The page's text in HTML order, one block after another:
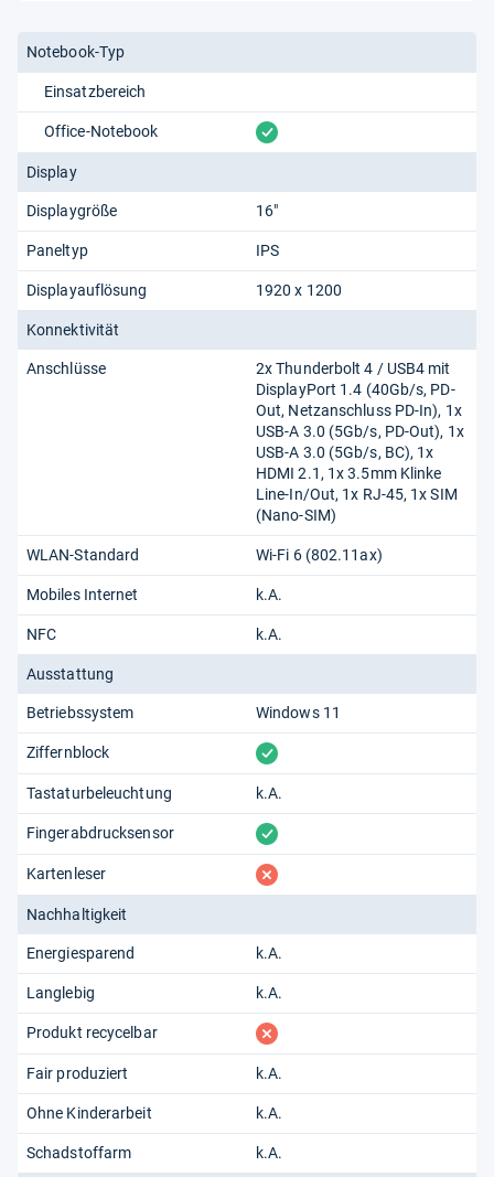
Notebook-Typ
Einsatzbereich
Office-Notebook vorhanden
Display
Displaygröße 16"
Paneltyp IPS
Displayauflösung 1920 x 1200
Konnektivität
Anschlüsse
2x Thunderbolt 4 /​ USB4 mit
DisplayPort 1.4 (40Gb/​s, PD-
Out, Netzanschluss PD-In), 1x
USB-A 3.0 (5Gb/​s, PD-Out), 1x
USB-A 3.0 (5Gb/​s, BC), 1x
HDMI 2.1, 1x 3.5mm Klinke
Line-In/​Out, 1x RJ-45, 1x SIM
(Nano-SIM)
WLAN-Standard Wi-Fi 6 (802.11​ax)
Mobiles Internet k.A.
NFC k.A.
Ausstattung
Betriebssystem Windows 11
Ziffernblock vorhanden
Tastaturbeleuchtung k.A.
Fingerabdrucksensor vorhanden
Kartenleser fehlt
Nachhaltigkeit
Energiesparend k.A.
Langlebig k.A.
Produkt recycelbar fehlt
Fair produziert k.A.
Ohne Kinderarbeit k.A.
Schadstoffarm k.A.